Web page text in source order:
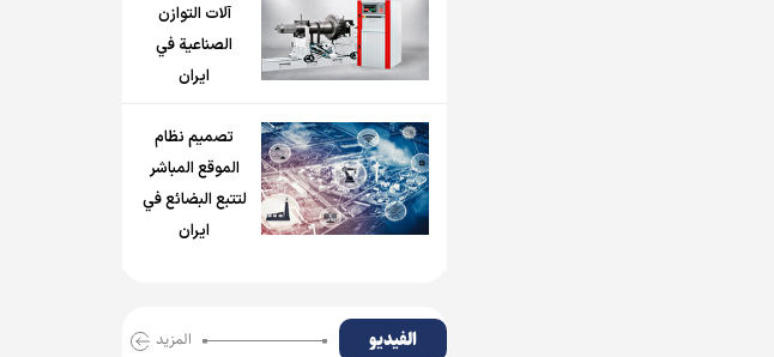
آلات التوازن
الصناعية في
ايران
تصميم نظام
الموقع المباشر
لتتبع البضائع في
ايران
الفیدیو المزید